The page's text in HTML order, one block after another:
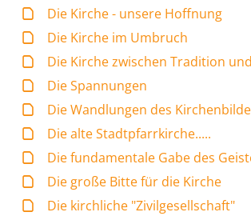
Die Kirche - unsere Hoffnung
Die Kirche im Umbruch
Die Kirche zwischen Tradition
Die Spannungen
Die Wandlungen des
Die alte Stadtpfarrkirche.....
Die fundamentale Gabe des
Die große Bitte für die Kirche
Die kirchliche "Zivilgesellschaft"